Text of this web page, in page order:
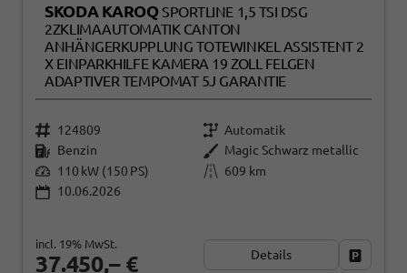
SKODA KAROQ SPORTLINE 1,5 TSI DSG
2ZKLIMAAUTOMATIK CANTON
ANHÄNGERKUPPLUNG TOTEWINKEL ASSISTENT 2
X EINPARKHILFE KAMERA 19 ZOLL FELGEN
ADAPTIVER TEMPOMAT 5J GARANTIE
124809
Automatik
Benzin
Magic Schwarz metallic
110 kW (150 PS)
609 km
10.06.2026
37.450,– €
incl. 19% MwSt.
Details